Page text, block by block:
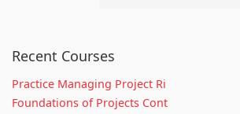
Recent Courses
Practice Managing Project Ri
Foundations of Projects Cont